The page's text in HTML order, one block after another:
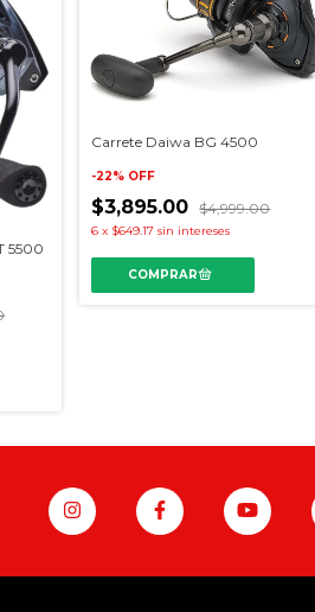
5500
Carrete Daiwa BG 4500
-22% OFF
$3,895.00 $4,999.00
6 x $649.17 sin intereses